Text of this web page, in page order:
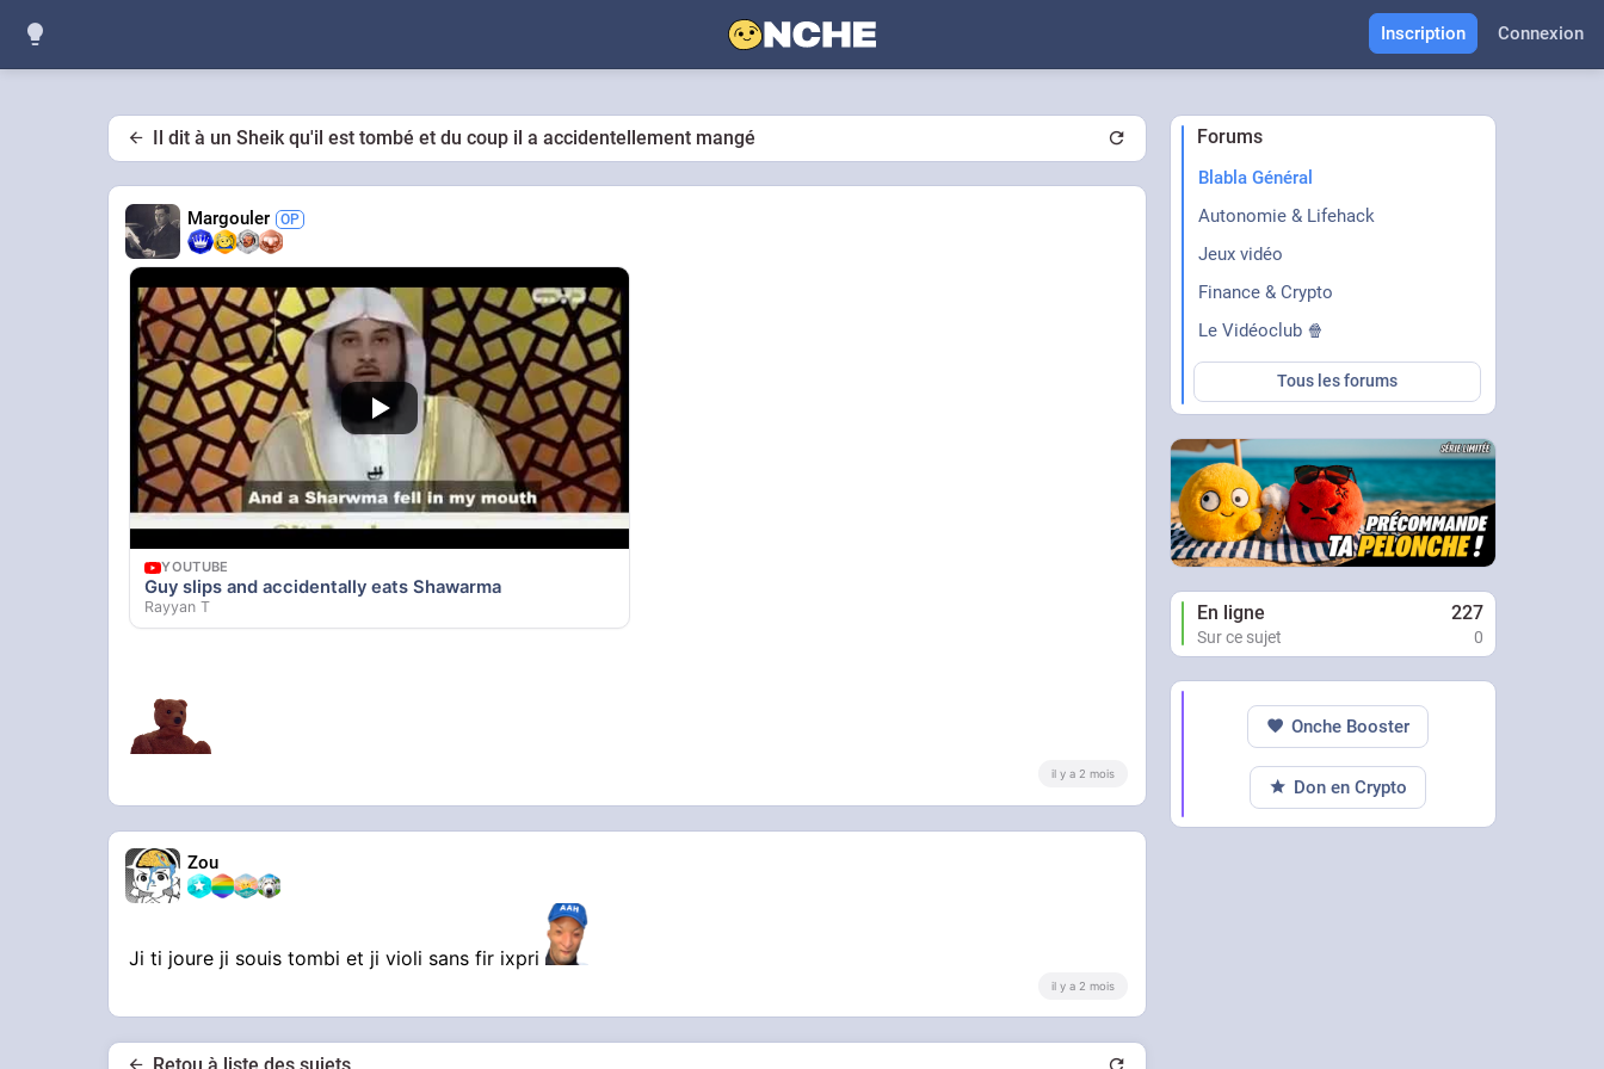
Inscription Connexion
Il dit à un Sheik qu'il est tombé et du coup il a accidentellement mangé
Margouler
YOUTUBE
Guy slips and accidentally eats Shawarma
Rayyan T
il y a 2 mois
Zou
Ji ti joure ji souis tombi et ji violi sans fir ixpri
il y a 2 mois
Forums
Blabla Général
Autonomie & Lifehack
Jeux vidéo
Finance & Crypto
Le Vidéoclub 🍿
Tous les forums
En ligne 227
Sur ce sujet 0
Onche Booster
Don en Crypto